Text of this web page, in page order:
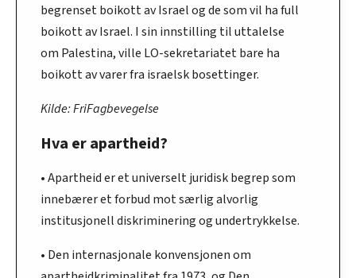
begrenset boikott av Israel og de som vil ha full
boikott av Israel. I sin innstilling til uttalelse
om Palestina, ville LO-sekretariatet bare ha
boikott av varer fra israelsk bosettinger.
Kilde: FriFagbevegelse
Hva er apartheid?
• Apartheid er et universelt juridisk begrep som
innebærer et forbud mot særlig alvorlig
institusjonell diskriminering og undertrykkelse.
• Den internasjonale konvensjonen om